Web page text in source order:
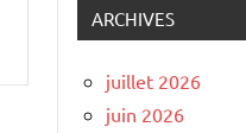
ARCHIVES
juillet 2026
juin 2026